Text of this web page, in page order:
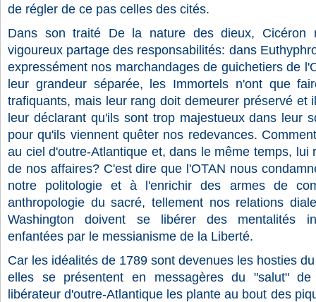
de régler de ce pas celles des cités.
Dans son traité De la nature des dieux, Cicéron
vigoureux partage des responsabilités: dans
expressément nos marchandages de guichetiers de
leur grandeur séparée, les Immortels n'ont que
trafiquants, mais leur rang doit demeurer préservé et
leur déclarant qu'ils sont trop majestueux dans leur
pour qu'ils viennent quêter nos redevances.
au ciel d'outre-Atlantique et, dans le même temps, lui
de nos affaires? C'est dire que l'OTAN nous
notre politologie et à l'enrichir des armes de
anthropologie du sacré, tellement nos relations
Washington doivent se libérer des mentalités
enfantées par le messianisme de la Liberté.
Car les idéalités de 1789 sont devenues les hosties
elles se présentent en messagères du "salut"
libérateur d'outre-Atlantique les plante au bout des